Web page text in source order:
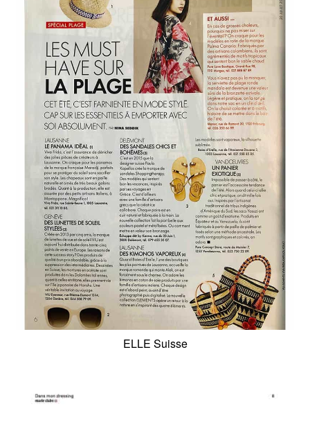
ELLE Suisse